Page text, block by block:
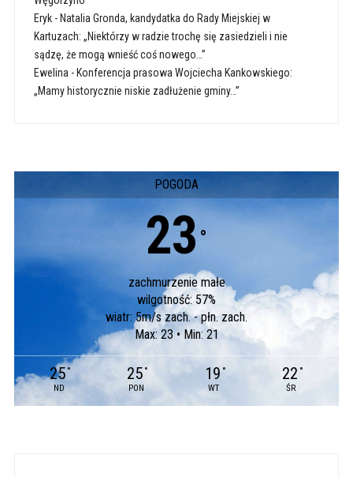
Eryk- Natalia Gronda, kandydatka do Rady Miejskiej w
Kartuzach: „Niektórzy w radzie trochę się zasiedzieli i nie
sądzę, że mogą wnieść coś nowego…”
Ewelina - Konferencja prasowa Wojciecha Kankowskiego:
„Mamy historycznie niskie zadłużenie gminy…”
POGODA
23 °
zachmurzenie małe
wilgotność: 57%
wiatr: 5m/s zach. - płn. zach.
Max: 23 • Min: 21
25 °
ND
25 °
PON
19 °
WT
22 °
ŚR